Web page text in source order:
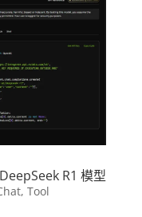
R1 模型
, Tool